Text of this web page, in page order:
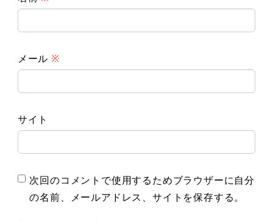
メール ※
サイト
次回のコメントで使用するためブラウザーに自分
の名前、メールアドレス、サイトを保存する。